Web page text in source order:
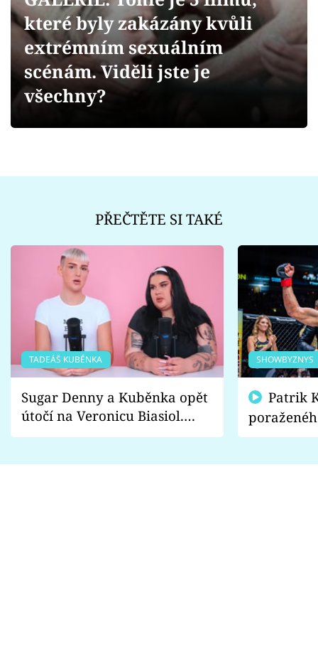
Videa
Sledujte prima+
které byly zakázány kvůli
extrémním sexuálním
scénám. Viděli jste je
všechny?
PŘEČTĚTE SI TAKÉ
TADEÁŠ KUBĚNKA
Sugar Denny a Kuběnka opět
útočí na Veronicu Biasiol.
Proč je podle nich falešná a
SHOWBYZNYS
fanoušci